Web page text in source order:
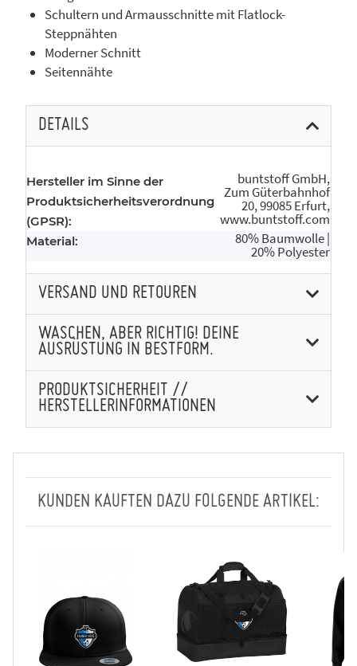
Schultern und Armausschnitte mit Flatlock-
Steppnähten
Moderner Schnitt
Seitennähte
DETAILS
Hersteller im Sinne der
Produktsicherheitsverordnung
(GPSR):
buntstoff GmbH,
Zum Güterbahnhof
20, 99085 Erfurt,
www.buntstoff.com
Material: 80% Baumwolle |
20% Polyester
VERSAND UND RETOUREN
WASCHEN, ABER RICHTIG! DEINE
AUSRÜSTUNG IN BESTFORM.
PRODUKTSICHERHEIT //
HERSTELLERINFORMATIONEN
KUNDEN KAUFTEN DAZU FOLGENDE ARTIKEL: